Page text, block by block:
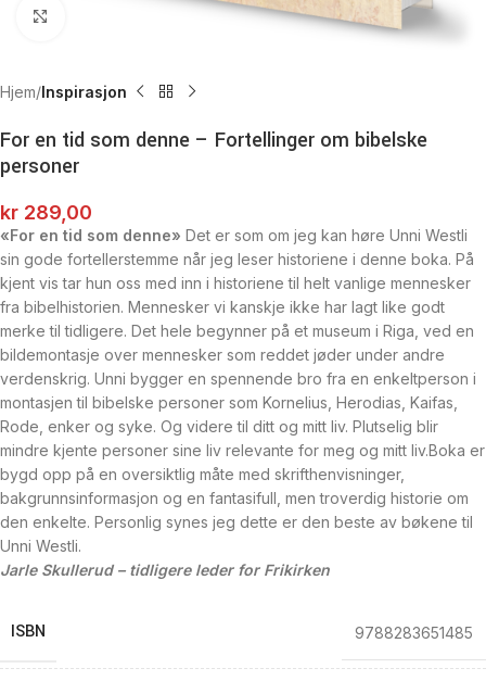
Hjem Inspirasjon
For en tid som denne – Fortellinger om bibelske
personer
kr 289,00
«For en tid som denne» Det er som om jeg kan høre Unni Westli
sin gode fortellerstemme når jeg leser historiene i denne boka. På
kjent vis tar hun oss med inn i historiene til helt vanlige mennesker
fra bibelhistorien. Mennesker vi kanskje ikke har lagt like godt
merke til tidligere. Det hele begynner på et museum i Riga, ved en
bildemontasje over mennesker som reddet jøder under andre
verdenskrig. Unni bygger en spennende bro fra en enkeltperson i
montasjen til bibelske personer som Kornelius, Herodias, Kaifas,
Rode, enker og syke. Og videre til ditt og mitt liv. Plutselig blir
mindre kjente personer sine liv relevante for meg og mitt liv.Boka er
bygd opp på en oversiktlig måte med skrifthenvisninger,
bakgrunnsinformasjon og en fantasifull, men troverdig historie om
den enkelte. Personlig synes jeg dette er den beste av bøkene til
Unni Westli.
Jarle Skullerud – tidligere leder for Frikirken
ISBN 9788283651485